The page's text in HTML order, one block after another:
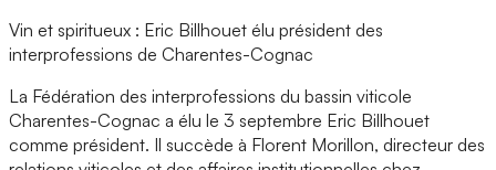
Vin et spiritueux : Eric Billhouet élu président des
interprofessions de Charentes-Cognac
La Fédération des interprofessions du bassin viticole
Charentes-Cognac a élu le 3 septembre Eric Billhouet
comme président. Il succède à Florent Morillon, directeur des